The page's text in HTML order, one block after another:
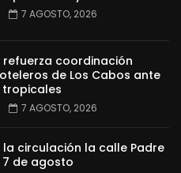
7 AGOSTO, 2026
refuerza coordinación
de Los Cabos ante
tropicales
7 AGOSTO, 2026
la circulación la calle Padre
7 de agosto